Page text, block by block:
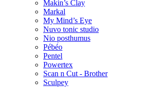
Makin’s Clay
Markal
My Mind’s Eye
Nuvo tonic studio
Nio posthumus
Pébéo
Pentel
Powertex
Scan n Cut - Brother
Sculpey